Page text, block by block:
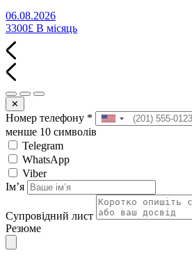
06.08.2026
3300£ В місяць
✕
Номер телефону *
менше 10 символів
Telegram
WhatsApp
Viber
Імʼя
Супровідний лист
Резюме